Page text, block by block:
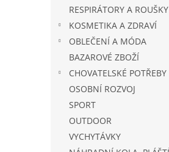
RESPIRÁTORY A ROUŠKY
KOSMETIKA A ZDRAVÍ
OBLEČENÍ A MÓDA
BAZAROVÉ ZBOŽÍ
CHOVATELSKÉ POTŘEBY
OSOBNÍ ROZVOJ
SPORT
OUTDOOR
VYCHYTÁVKY